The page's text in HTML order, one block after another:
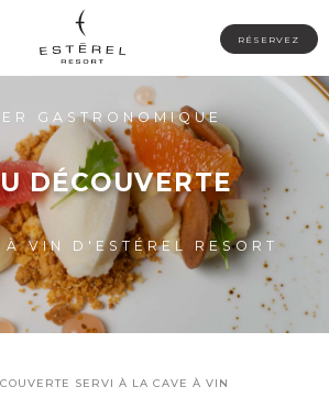
RÉSERVEZ
GASTRONOMIQUE
DÉCOUVERTE
VIN D'ESTÉREL RESORT
SERVI À LA CAVE À VIN